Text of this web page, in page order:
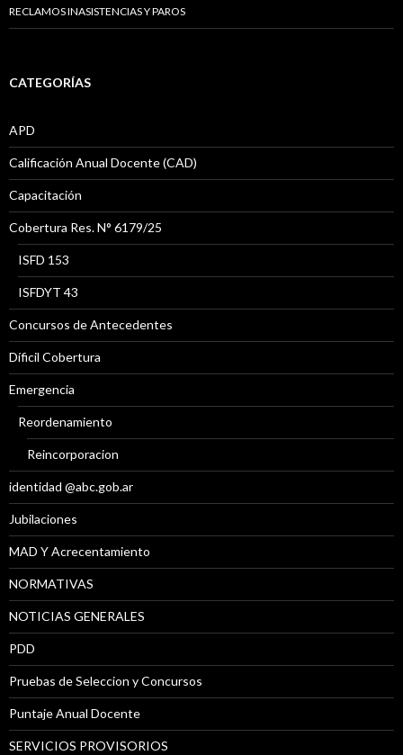
RECLAMOS INASISTENCIAS Y PAROS
CATEGORÍAS
APD
Calificación Anual Docente (CAD)
Capacitación
Cobertura Res. N° 6179/25
ISFD 153
ISFDYT 43
Concursos de Antecedentes
Díficil Cobertura
Emergencia
Reordenamiento
Reincorporacion
identidad @abc.gob.ar
Jubilaciones
MAD Y Acrecentamiento
NORMATIVAS
NOTICIAS GENERALES
PDD
Pruebas de Seleccion y Concursos
Puntaje Anual Docente
SERVICIOS PROVISORIOS